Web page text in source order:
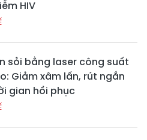
HIV
sỏi bằng laser công suất
Giảm xâm lấn, rút ngắn
gian hồi phục